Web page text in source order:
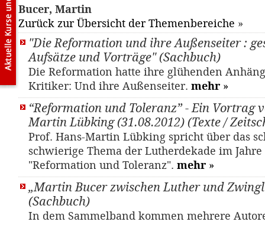
Bucer, Martin
Zurück zur Übersicht der Themenbereiche »
"Die Reformation und ihre Außenseiter :
Aufsätze und Vorträge" (Sachbuch)
Die Reformation hatte ihre glühenden
Kritiker: Und ihre Außenseiter. mehr »
“Reformation und Toleranz” - Ein Vortrag
Martin Lübking (31.08.2012) (Texte /
Prof. Hans-Martin Lübking spricht über das
schwierige Thema der Lutherdekade im Jahre
"Reformation und Toleranz". mehr »
„Martin Bucer zwischen Luther und
(Sachbuch)
In dem Sammelband kommen mehrere